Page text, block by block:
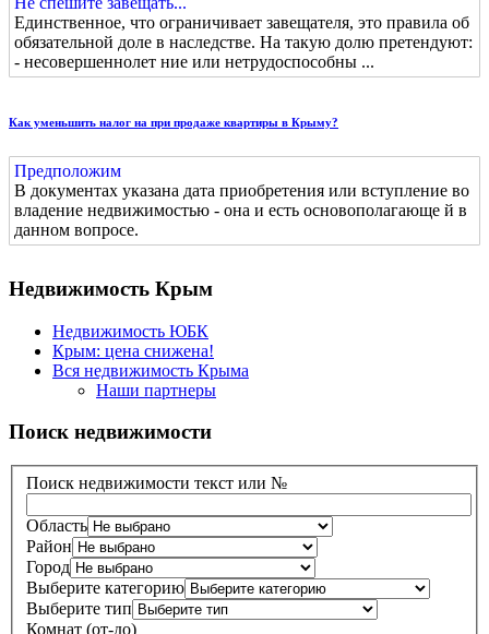
Единственное, что ограничивает завещателя, это правила об
обязательной доле в наследстве. На такую долю претендуют:
- несовершеннолет ние или нетрудоспособны ...
Как уменьшить налог на при продаже квартиры в Крыму?
Предположим
В документах указана дата приобретения или вступление во
владение недвижимостью - она и есть основополагающе й в
данном вопросе.
Недвижимость Крым
Недвижимость ЮБК
Крым: цена снижена!
Вся недвижимость Крыма
Наши партнеры
Поиск недвижимости
Поиск недвижимости текст или №
Область
Район
Город
Выберите категорию
Выберите тип
Комнат (от-до)